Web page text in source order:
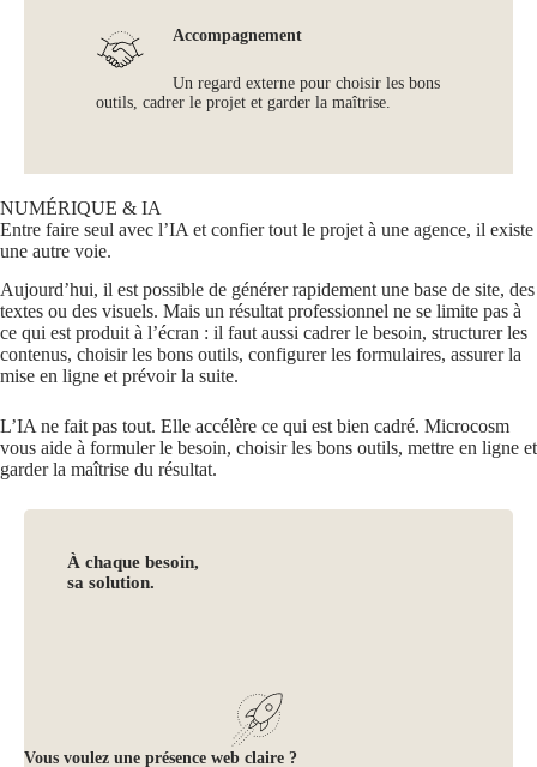
Accompagnement
Un regard externe pour choisir les bons
outils, cadrer le projet et garder la maîtrise.
NUMÉRIQUE & IA
Entre faire seul avec l’IA et confier tout le projet à une agence, il existe
une autre voie.
Aujourd’hui, il est possible de générer rapidement une base de site, des
textes ou des visuels. Mais un résultat professionnel ne se limite pas à
ce qui est produit à l’écran : il faut aussi cadrer le besoin, structurer les
contenus, choisir les bons outils, configurer les formulaires, assurer la
mise en ligne et prévoir la suite.
L’IA ne fait pas tout. Elle accélère ce qui est bien cadré. Microcosm
vous aide à formuler le besoin, choisir les bons outils, mettre en ligne et
garder la maîtrise du résultat.
À chaque besoin,
sa solution.
Vous voulez une présence web claire ?